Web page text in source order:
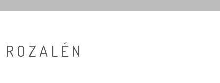
ROZALÉN